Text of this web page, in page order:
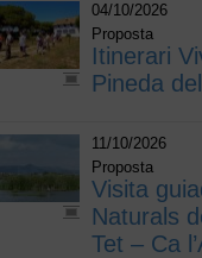
04/10/2026
Proposta
Itinerari
Pineda
11/10/2026
Proposta
Visita
Naturals
Tet – Ca